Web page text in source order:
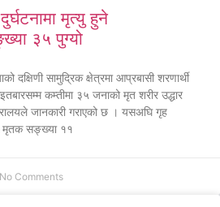
मृत्यु हुने
३५ पुग्यो
दक्षिणी सामुद्रिक क्षेत्रमा आप्रबासी शरणार्थी
कम्तीमा ३५ जनाको मृत शरीर उद्धार
जानकारी गराएको छ । यसअघि गृह
मृतक सङ्ख्या ११
No Comments